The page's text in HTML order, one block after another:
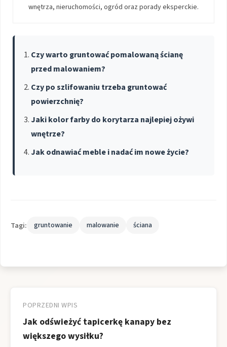
wnętrza, nieruchomości, ogród oraz porady eksperckie.
Czy warto gruntować pomalowaną ścianę
przed malowaniem?
Czy po szlifowaniu trzeba gruntować
powierzchnię?
Jaki kolor farby do korytarza najlepiej ożywi
wnętrze?
Jak odnawiać meble i nadać im nowe życie?
Tagi: gruntowanie malowanie ściana
wpisu
POPRZEDNI WPIS
Jak odświeżyć tapicerkę kanapy bez
większego wysiłku?